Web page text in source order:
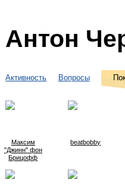
Антон
Активность Вопросы
Максим
"Джинн" фон
Брицофф
beatbobby